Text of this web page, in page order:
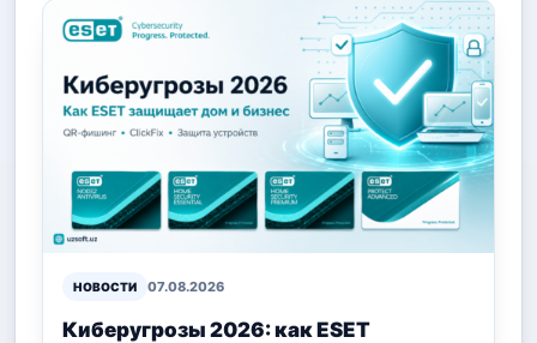
НОВОСТИ 07.08.2026
Киберугрозы 2026: как ESET